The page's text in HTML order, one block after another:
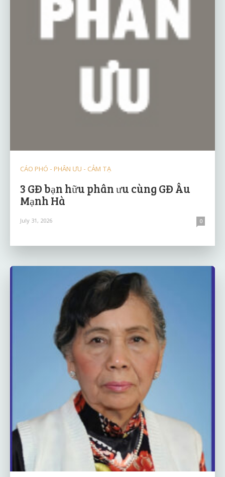
CÁO PHÓ - PHÂN ƯU - CẢM TẠ
3 GĐ bạn hữu phân ưu cùng GĐ Âu
Mạnh Hà
July 31, 2026 0